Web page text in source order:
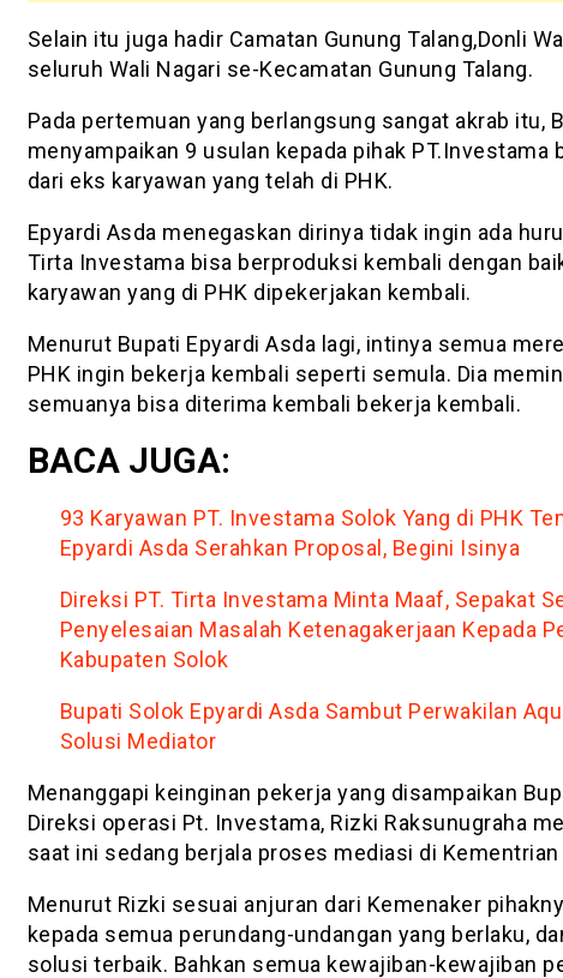
Selain itu juga hadir Camatan Gunung Talang,Donli
seluruh Wali Nagari se-Kecamatan Gunung Talang.
Pada pertemuan yang berlangsung sangat akrab itu,
menyampaikan 9 usulan kepada pihak PT.Investama
dari eks karyawan yang telah di PHK.
Epyardi Asda menegaskan dirinya tidak ingin ada huru
Tirta Investama bisa berproduksi kembali dengan
karyawan yang di PHK dipekerjakan kembali.
Menurut Bupati Epyardi Asda lagi, intinya semua
PHK ingin bekerja kembali seperti semula. Dia
semuanya bisa diterima kembali bekerja kembali.
BACA JUGA:
93 Karyawan PT. Investama Solok Yang di PHK
Epyardi Asda Serahkan Proposal, Begini Isinya
Direksi PT. Tirta Investama Minta Maaf, Sepakat
Penyelesaian Masalah Ketenagakerjaan Kepada
Kabupaten Solok
Bupati Solok Epyardi Asda Sambut Perwakilan
Solusi Mediator
Menanggapi keinginan pekerja yang disampaikan
Direksi operasi Pt. Investama, Rizki Raksunugraha
saat ini sedang berjala proses mediasi di Kementrian
Menurut Rizki sesuai anjuran dari Kemenaker
kepada semua perundang-undangan yang berlaku,
solusi terbaik. Bahkan semua kewajiban-kewajiban